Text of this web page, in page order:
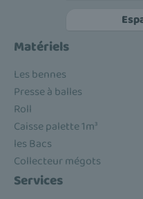
Matériels
Les bennes
Presse à balles
Roll
Caisse palette 1m³
les Bacs
Collecteur mégots
Services